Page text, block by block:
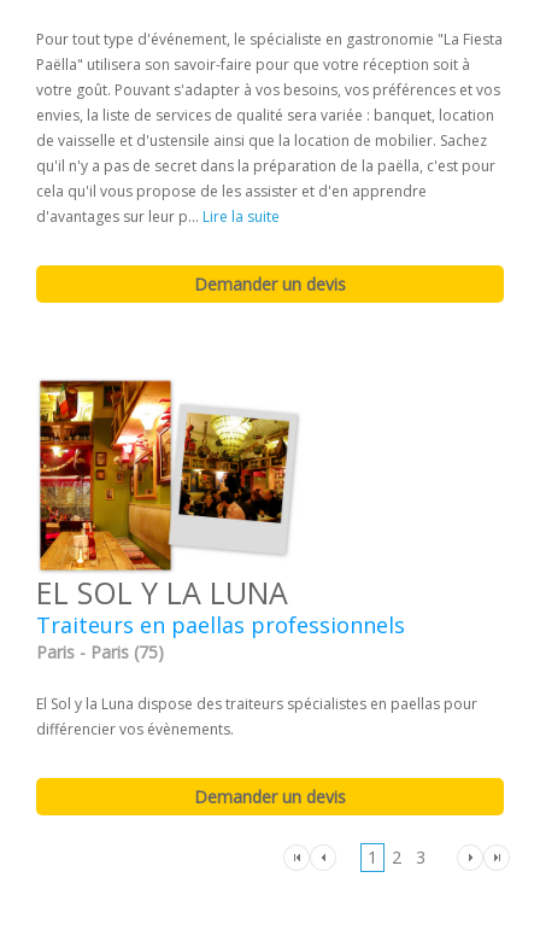
Pour tout type d'événement, le spécialiste en gastronomie "La Fiesta
Paëlla" utilisera son savoir-faire pour que votre réception soit à
votre goût. Pouvant s'adapter à vos besoins, vos préférences et vos
envies, la liste de services de qualité sera variée : banquet, location
de vaisselle et d'ustensile ainsi que la location de mobilier. Sachez
qu'il n'y a pas de secret dans la préparation de la paëlla, c'est pour
cela qu'il vous propose de les assister et d'en apprendre
d'avantages sur leur p... Lire la suite
EL SOL Y LA LUNA
Traiteurs en paellas professionnels
Paris - Paris (75)
El Sol y la Luna dispose des traiteurs spécialistes en paellas pour
différencier vos évènements.
1 2 3